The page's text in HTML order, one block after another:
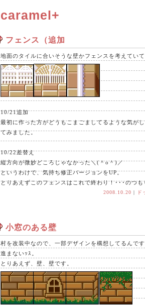
caramel+
フェンス（追加
地面のタイルに合いそうな壁かフェンスを考えてい
10/21追加
最初に作った方がどうもこまごましてるような気が
てみました。
10/22差替え
縦方向が微妙どころじゃなかった＼(＾o＾)／
というわけで、気持ち修正バージョンをUP。
とりあえずこのフェンスはこれで終わり！･･･のつも
2008.10.20 | ド
小窓のある壁
村を改装中なので、一部デザインを構想してるんで
進まないｯｽ。
とりあえず、壁、壁です。